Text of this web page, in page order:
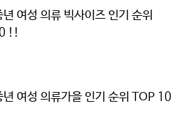
여성 의류 빅사이즈 인기 순위
!!
여성 의류가을 인기 순위 TOP 10